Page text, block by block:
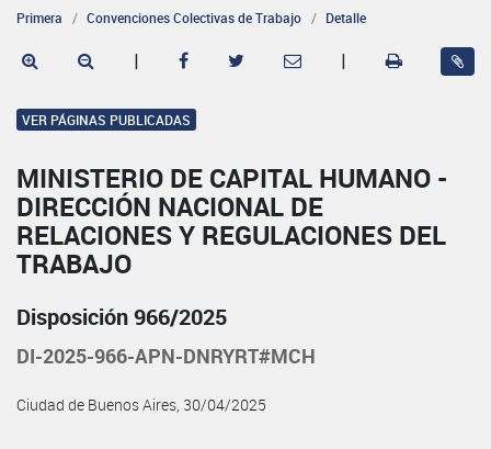
Primera Convenciones Colectivas de Trabajo Detalle
| |
VER PÁGINAS PUBLICADAS
MINISTERIO DE CAPITAL HUMANO -
DIRECCIÓN NACIONAL DE
RELACIONES Y REGULACIONES DEL
TRABAJO
Disposición 966/2025
DI-2025-966-APN-DNRYRT#MCH
Ciudad de Buenos Aires, 30/04/2025